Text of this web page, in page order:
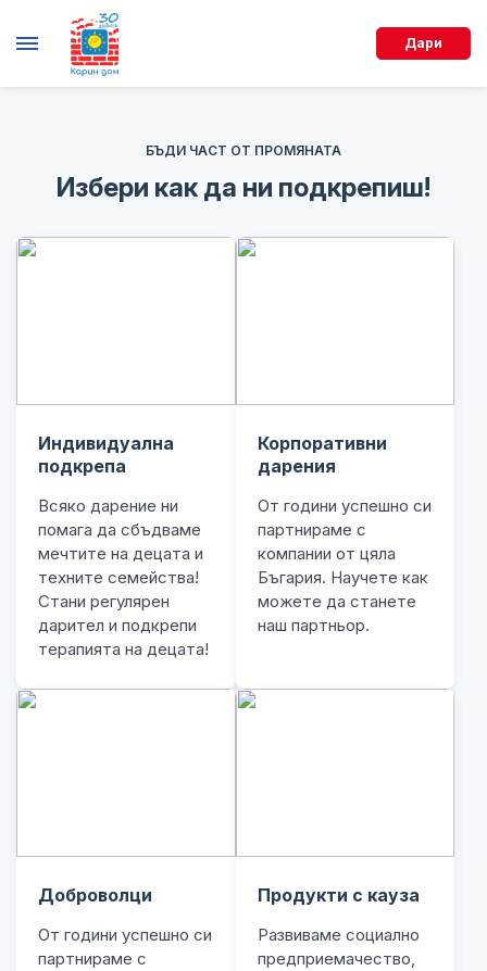
Дари
БЪДИ ЧАСТ ОТ ПРОМЯНАТА
Избери как да ни подкрепиш!
Индивидуална
подкрепа
Всяко дарение ни
помага да сбъдваме
мечтите на децата и
техните семейства!
Стани регулярен
дарител и подкрепи
терапията на децата!
Корпоративни
дарения
От години успешно си
партнираме с
компании от цяла
Бъгария. Научете как
можете да станете
наш партньор.
Доброволци
От години успешно си
партнираме с
Продукти с кауза
Развиваме социално
предприемачество,